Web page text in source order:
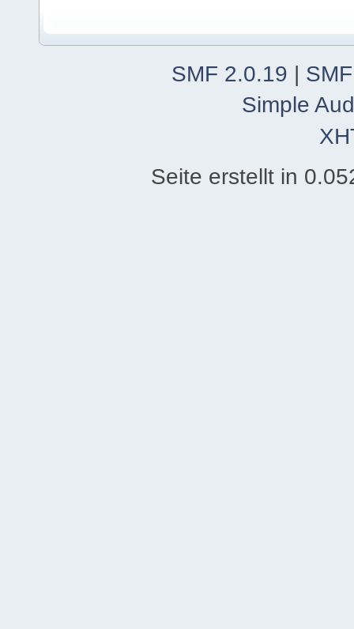
SMF 2.0.19 |
Simple
Seite erstellt in